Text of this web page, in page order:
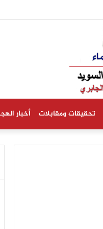
تحقيقات ومقابلات أخبار